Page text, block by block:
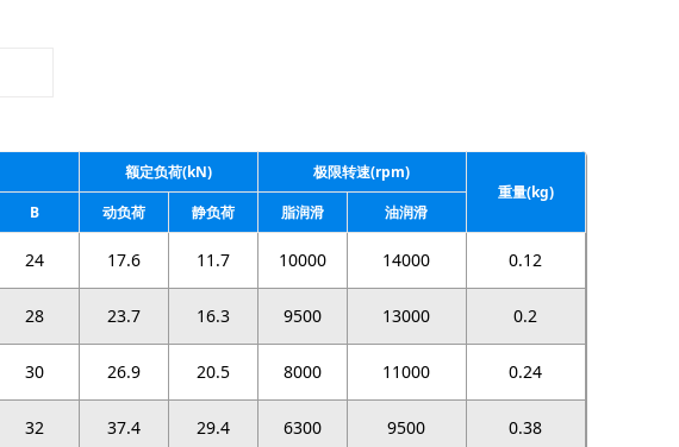
额定负荷(kN)
极限转速(rpm)
重量(kg)
B 动负荷 静负荷 脂润滑 油润滑
24 17.6 11.7 10000 14000 0.12
28 23.7 16.3 9500 13000 0.2
30 26.9 20.5 8000 11000 0.24
32 37.4 29.4 6300 9500 0.38